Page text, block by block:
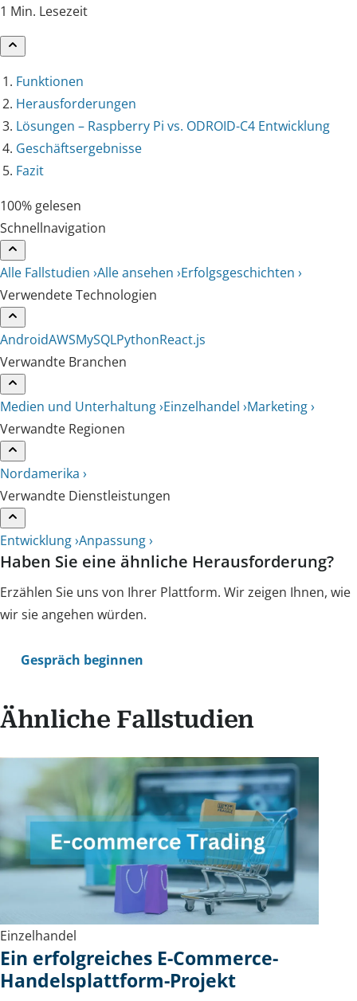
1 Min. Lesezeit
Funktionen
Herausforderungen
Lösungen – Raspberry Pi vs. ODROID-C4 Entwicklung
Geschäftsergebnisse
Fazit
100% gelesen
Schnellnavigation
Alle Fallstudien ›Alle ansehen ›Erfolgsgeschichten ›
Verwendete Technologien
AndroidAWSMySQLPythonReact.js
Verwandte Branchen
Medien und Unterhaltung ›Einzelhandel ›Marketing ›
Verwandte Regionen
Nordamerika ›
Verwandte Dienstleistungen
Entwicklung ›Anpassung ›
Haben Sie eine ähnliche Herausforderung?
Erzählen Sie uns von Ihrer Plattform. Wir zeigen Ihnen, wie
wir sie angehen würden.
Gespräch beginnen
Ähnliche Fallstudien
Einzelhandel
Ein erfolgreiches E-Commerce-
Handelsplattform-Projekt